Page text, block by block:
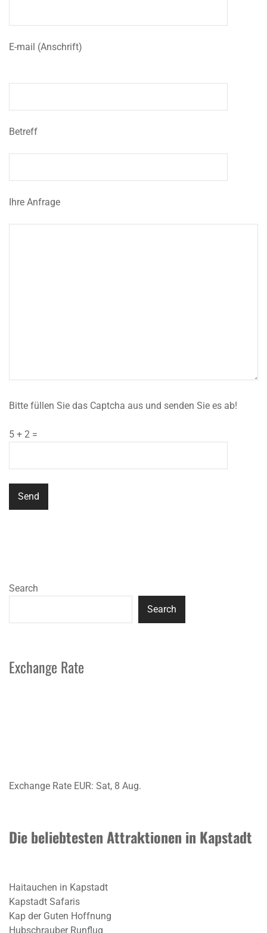
E-mail (Anschrift)
Betreff
Ihre Anfrage
Bitte füllen Sie das Captcha aus und senden Sie es ab!
5 + 2 =
Search
Search
Exchange Rate
Exchange Rate EUR: Sat, 8 Aug.
Die beliebtesten Attraktionen in Kapstadt
Haitauchen in Kapstadt
Kapstadt Safaris
Kap der Guten Hoffnung
Hubschrauber Runflug